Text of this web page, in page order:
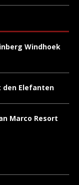
Windhoek
den Elefanten
Marco Resort